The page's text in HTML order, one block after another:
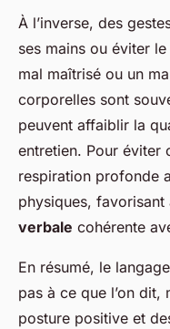
À l’inverse, des
ses mains ou éviter
mal maîtrisé ou un
corporelles sont
peuvent affaiblir la
entretien. Pour éviter
respiration profonde
physiques, favorisant
verbale cohérente
En résumé, le
pas à ce que l’on
posture positive et